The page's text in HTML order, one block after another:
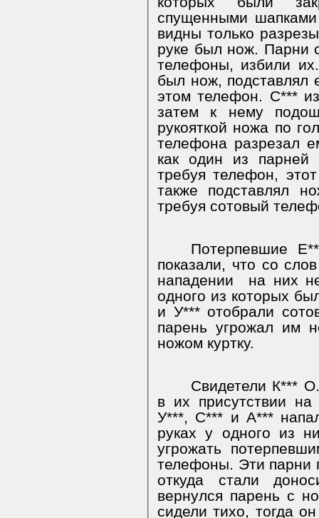
спущенными
видны только
руке был нож. Парни
телефоны, избили
был нож, подставлял
этом телефон. С***
затем к нему
рукояткой ножа по
телефона разрезал
как один из парней
требуя телефон,
также подставлял
требуя сотовый
Потерпевшие
показали, что со
нападении
на них
одного из которых
и У*** отобрали
парень угрожал им
ножом куртку.
Свидетели К***
в их присутствии на
У***, С*** и А***
руках у одного из
угрожать
телефоны. Эти парни
откуда стали
вернулся парень с
сидели тихо, тогда